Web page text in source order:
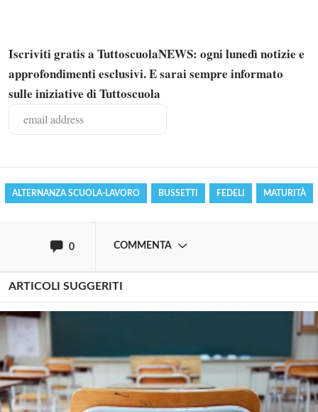
Iscriviti gratis a TuttoscuolaNEWS: ogni lunedì notizie e
approfondimenti esclusivi. E sarai sempre informato
sulle iniziative di Tuttoscuola
ALTERNANZA SCUOLA-LAVORO BUSSETTI FEDELI MATURITÀ
0 COMMENTA
Solo gli utenti registrati possono
commentare!
ARTICOLI SUGGERITI